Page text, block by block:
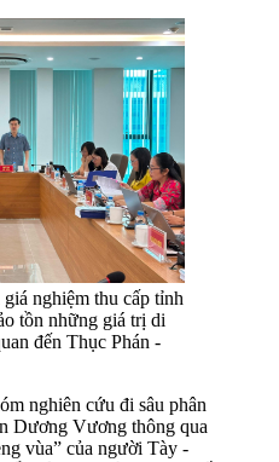
nghiệm thu cấp tỉnh
tồn những giá trị di
đến Thục Phán -
nghiên cứu đi sâu phân
Dương Vương thông qua
vùa” của người Tày -